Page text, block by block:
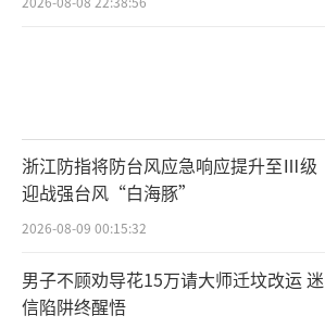
浙江防指将防台风应急响应提升至Ⅲ级
迎战强台风“白海豚”
2026-08-09 00:15:32
男子不顾劝导花15万请大师迁坟改运 迷
信陷阱终醒悟